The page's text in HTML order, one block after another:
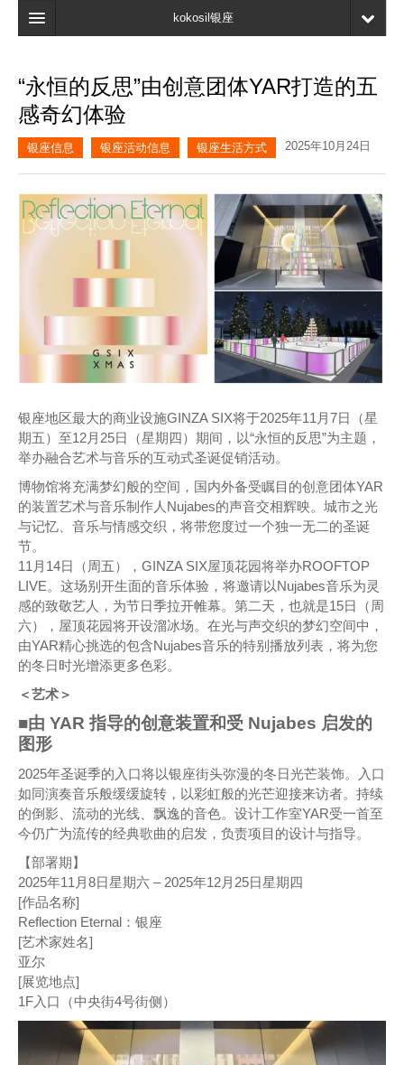
kokosil银座
搜索
最新信息
我的页面
书签
“永恒的反思”由创意团体YAR打造的五
感奇幻体验
银座信息 银座活动信息 银座生活方式 2025年10月24日
银座地区最大的商业设施GINZA SIX将于2025年11月7日（星
期五）至12月25日（星期四）期间，以“永恒的反思”为主题，
举办融合艺术与音乐的互动式圣诞促销活动。
博物馆将充满梦幻般的空间，国内外备受瞩目的创意团体YAR
的装置艺术与音乐制作人Nujabes的声音交相辉映。城市之光
与记忆、音乐与情感交织，将带您度过一个独一无二的圣诞
节。
11月14日（周五），GINZA SIX屋顶花园将举办ROOFTOP
LIVE。这场别开生面的音乐体验，将邀请以Nujabes音乐为灵
感的致敬艺人，为节日季拉开帷幕。第二天，也就是15日（周
六），屋顶花园将开设溜冰场。在光与声交织的梦幻空间中，
由YAR精心挑选的包含Nujabes音乐的特别播放列表，将为您
的冬日时光增添更多色彩。
＜艺术＞
■由 YAR 指导的创意装置和受 Nujabes 启发的
图形
2025年圣诞季的入口将以银座街头弥漫的冬日光芒装饰。入口
如同演奏音乐般缓缓旋转，以彩虹般的光芒迎接来访者。持续
的倒影、流动的光线、飘逸的音色。设计工作室YAR受一首至
今仍广为流传的经典歌曲的启发，负责项目的设计与指导。
【部署期】
2025年11月8日星期六 – 2025年12月25日星期四
[作品名称]
Reflection Eternal：银座
[艺术家姓名]
亚尔
[展览地点]
1F入口（中央街4号街侧）